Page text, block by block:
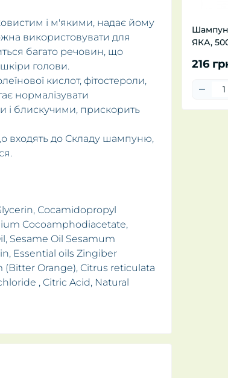
ЯКА,
216
і м'якими, надає йому
використовувати для
багато речовин, що
голови.
кислот, фітостероли,
нормалізувати
і блискучими, прискорить
входять до Складу шампуню,
Соcamidopropyl
Cocoamphodiacetate,
Sesame Oil Sesamum
Essential oils Zingiber
Orange), Citrus reticulata
, Citric Acid, Natural